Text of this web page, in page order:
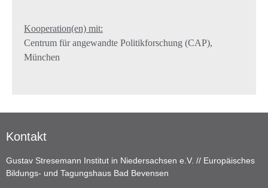
Kooperation(en) mit:
Centrum für angewandte Politikforschung (CAP),
München
Kontakt
Gustav Stresemann Institut in Niedersachsen e.V. // Europäisches
Bildungs- und Tagungshaus Bad Bevensen